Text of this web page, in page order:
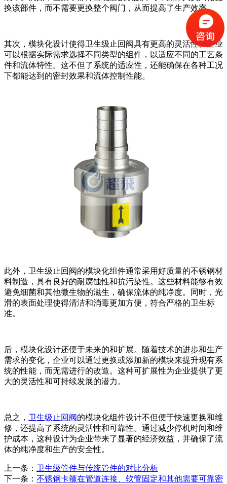
换该部件，而不需要更换整个阀门，从而提高了生产效率。
其次，模块化设计使得卫生级止回阀具有更高的灵活性。企业
可以根据实际需求选择不同类型的组件，以适应不同的工艺条
件和流体特性。这不但了系统的适应性，还能确保在各种工况
下都能达到的密封效果和流体控制性能。
此外，卫生级止回阀的模块化组件通常采用好质量的不锈钢材
料制造，具有良好的耐腐蚀性和抗污染性。这些材料能够有效
避免细菌和其他微生物的滋生，确保流体的纯净度。同时，光
滑的表面处理使得清洁和消毒更加方便，符合严格的卫生标
准。
后，模块化设计还便于未来的和扩展。随着技术的进步和生产
需求的变化，企业可以通过更换或添加新的模块来提升现有系
统的性能，而无需进行的改造。这种可扩展性为企业提供了更
大的灵活性和可持续发展的潜力。
总之， 卫生级止回阀的模块化组件设计不但便于快速更换和维
修，还提高了系统的灵活性和可靠性。通过减少停机时间和维
护成本，这种设计为企业带来了显著的经济效益，并确保了流
体的纯净度和生产的安全性。
上一条： 卫生级管件与传统管件的对比分析
下一条： 不锈钢卡箍在管道连接、软管固定和其他需要可靠密